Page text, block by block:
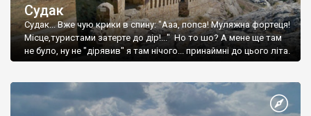
Судак
Судак... Вже чую крики в спину: "Ааа, попса! Муляжна фортеця!
Місце,туристами затерте до дір!..." Но то шо? А мене ще там
не було, ну не "дірявив" я там нічого... принаймні до цього літа.